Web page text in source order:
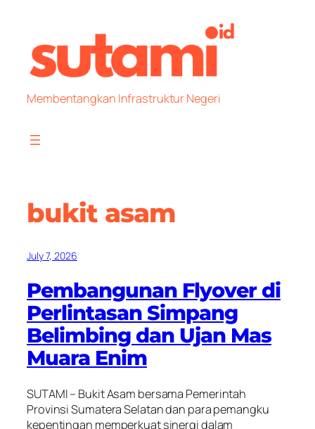
content
Membentangkan Infrastruktur Negeri
bukit asam
July 7, 2026
Pembangunan Flyover di
Perlintasan Simpang
Belimbing dan Ujan Mas
Muara Enim
SUTAMI – Bukit Asam bersama Pemerintah
Provinsi Sumatera Selatan dan para pemangku
kepentingan memperkuat sinergi dalam